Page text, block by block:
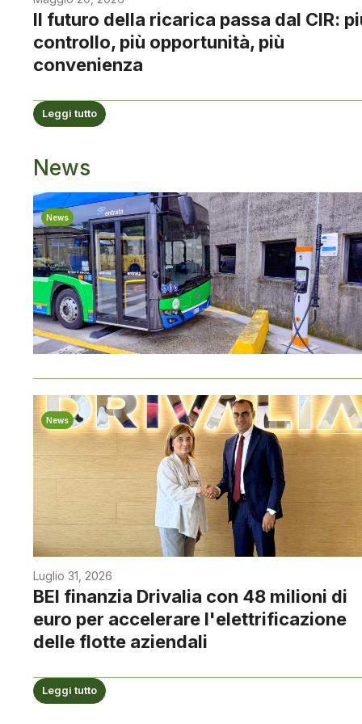
Il futuro della ricarica passa dal CIR:
controllo, più opportunità, più
convenienza
Leggi tutto
News
News
News
Luglio 31, 2026
BEI finanzia Drivalia con 48 milioni di
euro per accelerare l'elettrificazione
delle flotte aziendali
Leggi tutto